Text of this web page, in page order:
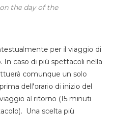
the day of the
per il viaggio di
In caso di più spettacoli nella
comunque un solo
dell'orario di inizio del
al ritorno (15 minuti
Una scelta più